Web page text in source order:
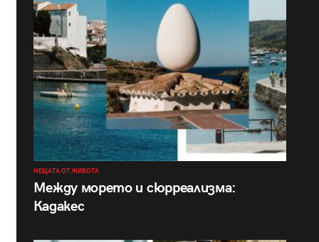
НЕЩАТА ОТ ЖИВОТА
Между морето и сюрреализма:
Кадакес